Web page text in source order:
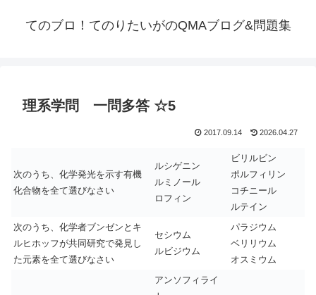
てのブロ！てのりたいがのQMAブログ&問題集
理系学問 一問多答 ☆5
2017.09.14 2026.04.27
次のうち、化学発光を示す有機
化合物を全て選びなさい
ルシゲニン
ルミノール
ロフィン
ビリルビン
ポルフィリン
コチニール
ルテイン
次のうち、化学者ブンゼンとキ
ルヒホッフが共同研究で発見し
た元素を全て選びなさい
セシウム
ルビジウム
パラジウム
ベリリウム
オスミウム
アンソフィライ